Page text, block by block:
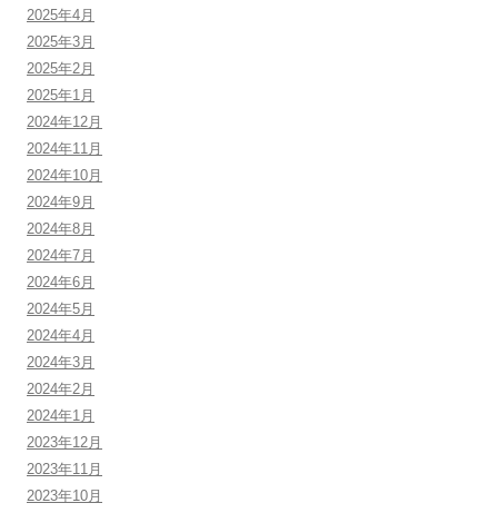
2025年4月
2025年3月
2025年2月
2025年1月
2024年12月
2024年11月
2024年10月
2024年9月
2024年8月
2024年7月
2024年6月
2024年5月
2024年4月
2024年3月
2024年2月
2024年1月
2023年12月
2023年11月
2023年10月